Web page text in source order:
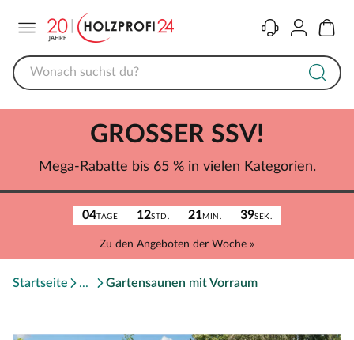
KontaktKonto
04TAGE 12STD. 21MIN. 39SEK.
Zu den Angeboten der Woche »
GROSSER SSV!
Mega-Rabatte bis 65 % in vielen Kategorien.
Startseite Gartensaunen mit Vorraum